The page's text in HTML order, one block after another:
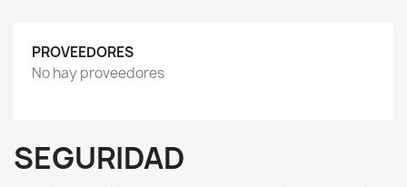
PROVEEDORES
No hay proveedores
SEGURIDAD